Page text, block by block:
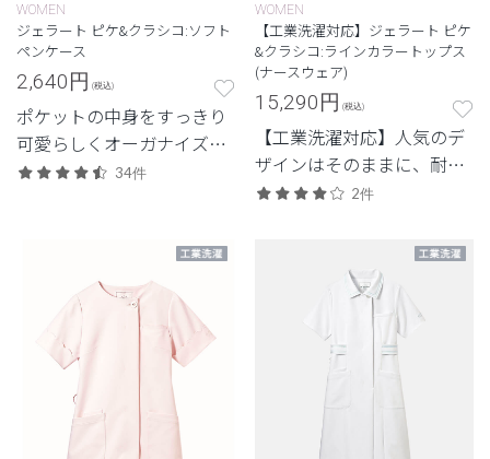
WOMEN
ジェラート ピケ&クラシコ:ソフト
ペンケース
2,640円 (税込)
ポケットの中身をすっきり
可愛らしくオーガナイズ。
使いやすさもしっかりフォ
34件
WOMEN
【工業洗濯対応】ジェラート ピケ
&クラシコ:ラインカラートップス
(ナースウェア)
15,290円 (税込)
【工業洗濯対応】人気のデ
ザインはそのままに、耐久
性を兼ね備えたモデル
2件